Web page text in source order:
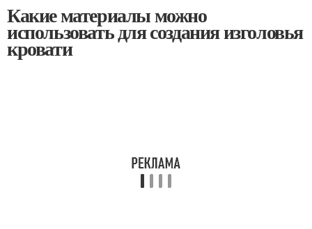
Какие материалы можно
использовать для создания изголовья
кровати